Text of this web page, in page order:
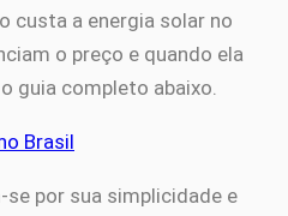
custa a energia solar no
o preço e quando ela
guia completo abaixo.
Brasil
por sua simplicidade e